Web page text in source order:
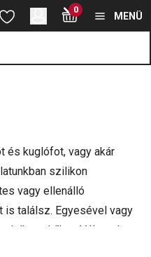
0
MENÜ
és kuglófot, vagy akár
szilikon
vagy ellenálló
találsz. Egyesével vagy
őket. Válaszd te